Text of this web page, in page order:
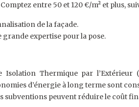
entre 50 et 120 €/m² et plus,
de la façade.
grande expertise pour la pose.
Isolation Thermique par
d’énergie à long terme sont
subventions peuvent réduire le coût